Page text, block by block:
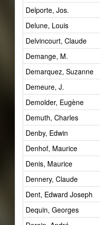
Delporte, Jos.
Delune, Louis
Delvincourt, Claude
Demange, M.
Demarquez, Suzanne
Demeure, J.
Demolder, Eugène
Demuth, Charles
Denby, Edwin
Denhof, Maurice
Denis, Maurice
Dennery, Claude
Dent, Edward Joseph
Dequin, Georges